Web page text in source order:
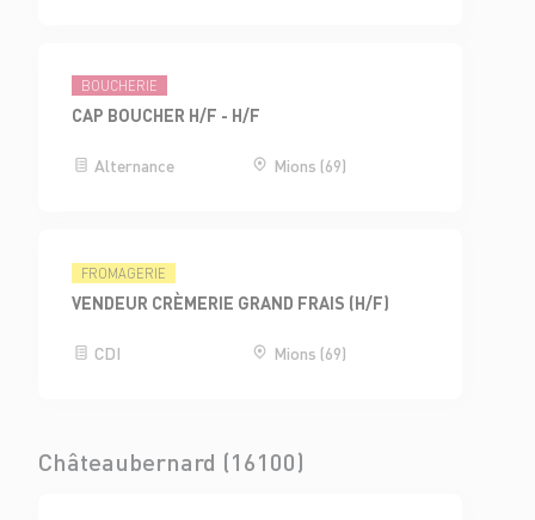
BOUCHERIE
CAP BOUCHER H/F - H/F
Alternance Mions (69)
FROMAGERIE
VENDEUR CRÈMERIE GRAND FRAIS (H/F)
CDI Mions (69)
Châteaubernard (16100)